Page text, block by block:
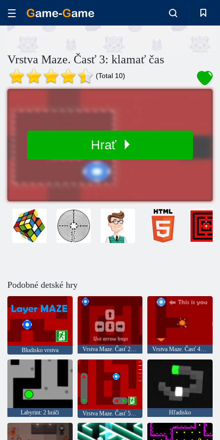
Vrstva Maze. Časť 3: klamať čas
(Total 10)
Hrať
Podobné detské hry
Bludisko vrstva Vrstva Maze. Časť 2: Blokovaný cesta Vrstva Maze. Časť 4: Color Chaos
Labyrint: 2 hráči Vrstva Maze. Časť 5: Výmeny Hľadisko